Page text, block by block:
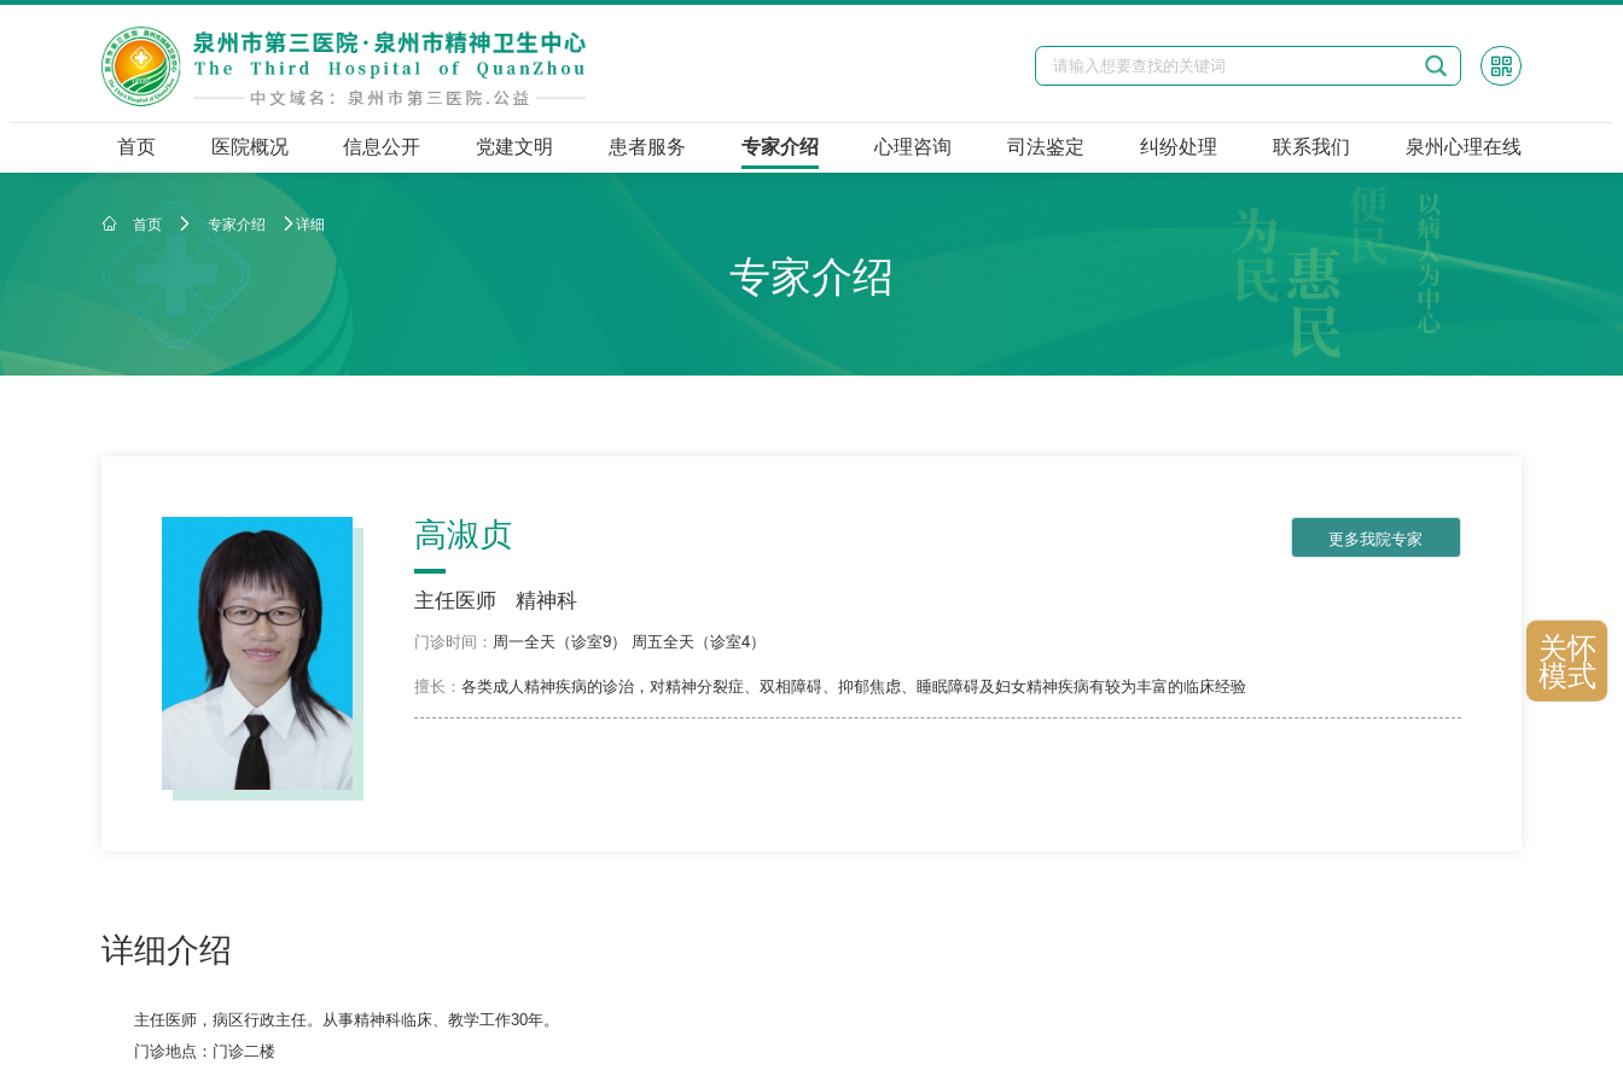
 
首页 医院概况 信息公开 党建文明 患者服务 专家介绍 心理咨询 司法鉴定 纠纷处理 联系我们 泉州心理在线
 首页  专家介绍 详细
专家介绍
高淑贞 更多我院专家
主任医师 精神科
门诊时间： 周一全天（诊室9） 周五全天（诊室4）
擅长： 各类成人精神疾病的诊治，对精神分裂症、双相障碍、抑郁焦虑、睡眠障碍及妇女精神疾病有较为丰富的临床经验
详细介绍
主任医师，病区行政主任。从事精神科临床、教学工作30年。
门诊地点：门诊二楼
关怀
模式